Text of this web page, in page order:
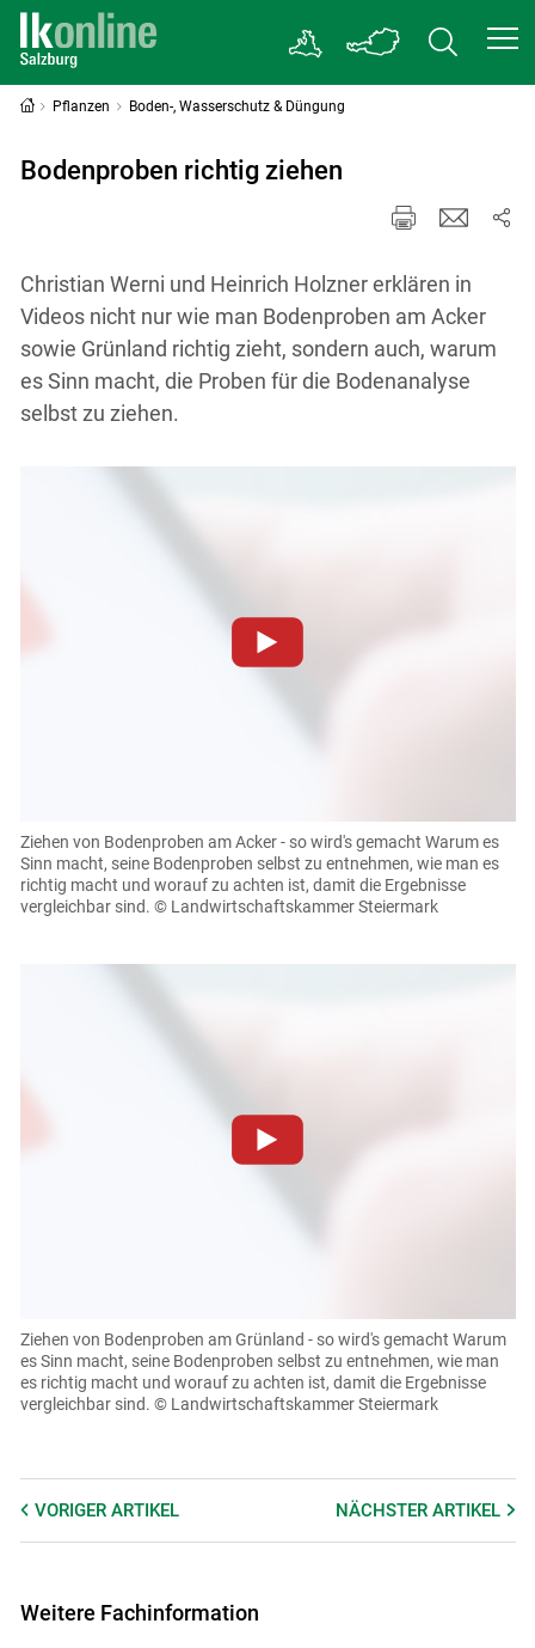
Pflanzen Boden-, Wasserschutz & Düngung
Bodenproben richtig ziehen
Christian Werni und Heinrich Holzner erklären in
Videos nicht nur wie man Bodenproben am Acker
sowie Grünland richtig zieht, sondern auch, warum
es Sinn macht, die Proben für die Bodenanalyse
selbst zu ziehen.
einsehen und korrigieren
Cookies Einstellungen
Ziehen von Bodenproben am Acker - so wird's gemacht Warum es
Sinn macht, seine Bodenproben selbst zu entnehmen, wie man es
richtig macht und worauf zu achten ist, damit die Ergebnisse
vergleichbar sind. © Landwirtschaftskammer Steiermark
einsehen und korrigieren
Cookies Einstellungen
Ziehen von Bodenproben am Grünland - so wird's gemacht Warum
es Sinn macht, seine Bodenproben selbst zu entnehmen, wie man
es richtig macht und worauf zu achten ist, damit die Ergebnisse
vergleichbar sind. © Landwirtschaftskammer Steiermark
VORIGER ARTIKEL NÄCHSTERARTIKEL
Weitere Fachinformation